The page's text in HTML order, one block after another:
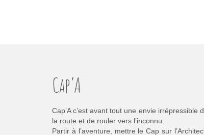
Cap’A
Cap’A c’est avant tout une envie irrépressible
la route et de rouler vers l’inconnu.
Partir à l’aventure, mettre le Cap sur